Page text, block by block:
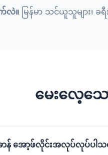
လဲ။ မြန်မာ သင်ယူသူများ၊ ခရီ
မေးလေ့သော
ာန် အော့ဖ်လိုင်းအလုပ်လုပ်ပါသ